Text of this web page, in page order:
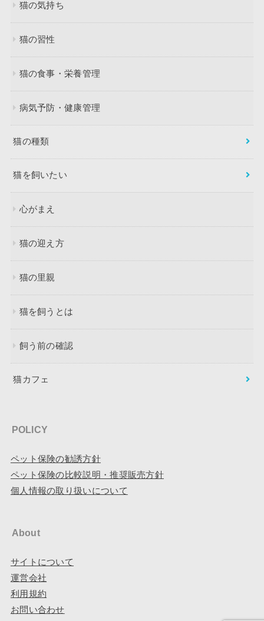
猫の気持ち
猫の習性
猫の食事・栄養管理
病気予防・健康管理
猫の種類
猫を飼いたい
心がまえ
猫の迎え方
猫の里親
猫を飼うとは
飼う前の確認
猫カフェ
POLICY
ペット保険の勧誘方針
ペット保険の比較説明・推奨販売方針
個人情報の取り扱いについて
About
サイトについて
運営会社
利用規約
お問い合わせ